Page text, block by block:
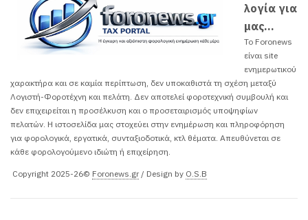
λογία για
μας...
Το Foronews
είναι site
ενημερωτικού
χαρακτήρα και σε καμία περίπτωση, δεν υποκαθιστά τη σχέση μεταξύ
Λογιστή-Φοροτέχνη και πελάτη. Δεν αποτελεί φοροτεχνική συμβουλή και
δεν επιχειρείται η προσέλκυση και ο προσεταιρισμός υποψηφίων
πελατών. H ιστοσελίδα μας στοχεύει στην ενημέρωση και πληροφόρηση
για φορολογικά, εργατικά, συνταξιοδοτικά, κτλ θέματα. Απευθύνεται σε
κάθε φορολογούμενο ιδιώτη ή επιχείρηση.
Copyright 2025-26© Foronews.gr / Design by O.S.B